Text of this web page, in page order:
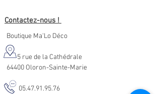
Contactez-nous !
Boutique Ma'Lo Déco
5 rue de la Cathédrale
64400 Oloron-Sainte-Marie
05.47.91.95.76